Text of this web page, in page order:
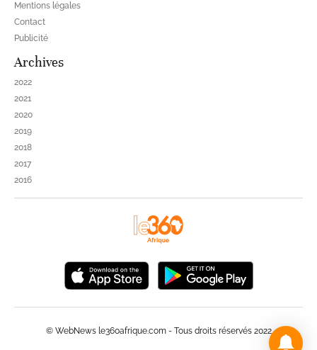
Mentions légales
Contact
Publicité
Archives
2022
2021
2020
2019
2018
2017
2016
© WebNews le360afrique.com - Tous droits réservés 2022